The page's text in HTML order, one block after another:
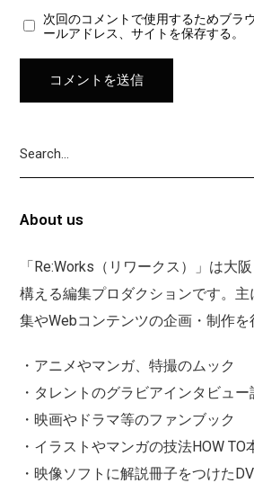
次回のコメントで使用するためブラ
ールアドレス、サイトを保存する。
About us
「Re:Works（リワークス）」は大
構える編集プロダクションです。
集やWebコンテンツの企画・制作を
・アニメやマンガ、特撮のムック
・タレントのグラビアインタビュー
・映画やドラマ等のファンブック
・イラストやマンガの技法HOW TO
・映像ソフトに解説冊子をつけた